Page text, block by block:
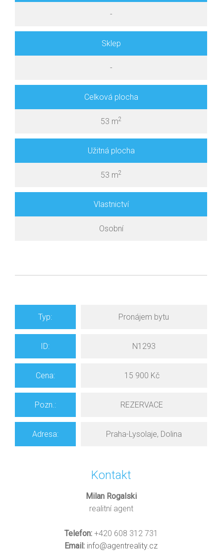
-
Sklep
-
Celková plocha
53 m2
Užitná plocha
53 m2
Vlastnictví
Osobní
Typ: Pronájem bytu
ID: N1293
Cena: 15 900 Kč
Pozn.: REZERVACE
Adresa: Praha-Lysolaje, Dolina
Kontakt
Milan Rogalski
realitní agent
Telefon:+420 608 312 731
Email: info@agentreality.cz